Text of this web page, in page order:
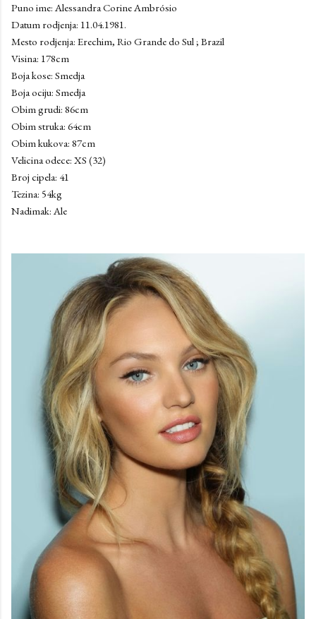
Puno ime: Alessandra Corine Ambrósio
Datum rodjenja: 11.04.1981.
Mesto rodjenja: Erechim, Rio Grande do Sul ; Brazil
Visina: 178cm
Boja kose: Smedja
Boja ociju: Smedja
Obim grudi: 86cm
Obim struka: 64cm
Obim kukova: 87cm
Velicina odece: XS (32)
Broj cipela: 41
Tezina: 54kg
Nadimak: Ale